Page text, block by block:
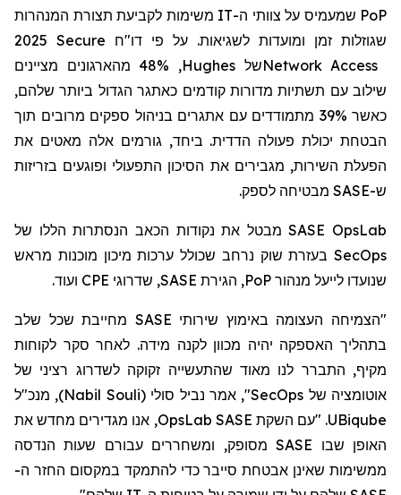
PoP שמעמיס על צוותי ה-IT משימות לקביעת תצורת המנהרות
שגוזלות זמן ומועדות לשגיאות. על פי דו"ח 2025 Secure
Network Accessשל Hughes
, 48% מהארגונים מציינים
שילוב עם תשתיות מדורות קודמים כאתגר הגדול ביותר שלהם,
כאשר 39% מתמודדים עם אתגרים בניהול ספקים מרובים תוך
הבטחת יכולת פעולה הדדית. ביחד, גורמים אלה מאטים את
הפעלת השירות, מגבירים את הסיכון התפעולי ופוגעים בזריזות
ש-SASE מבטיחה לספק.
SASE OpsLabמבטל את נקודות הכאב הנסתרות הללו של
SecOps בעזרת שוק נרחב שכולל ערכות מיכון מוכנות מראש
שנועדו לייעל מנהור PoP, הגירת SASE, שדרוגי CPE ועוד.
"הצמיחה העצומה באימוץ שירותי SASE מחייבת שכל שלב
בתהליך האספקה יהיה מכוון לקנה מידה. לאחר סקר לקוחות
מקיף, התברר לנו מאוד שהתעשייה זקוקה לשדרוג רציני של
אוטומציה של SecOps", אמר נביל סולי (
Nabil Souli
), מנכ"ל
UBiqube. "עם השקת SASE OpsLab, אנו מגדירים מחדש את
האופן שבו SASE מסופק, ומשחררים עבורם שעות הנדסה
ממשימות שאינן אבטחת סייבר כדי להתמקד במקסום החזר ה-